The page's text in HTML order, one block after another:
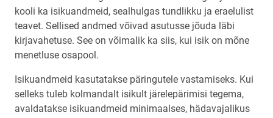
kooli ka isikuandmeid, sealhulgas tundlikku ja eraelulist
teavet. Sellised andmed võivad asutusse jõuda läbi
kirjavahetuse. See on võimalik ka siis, kui isik on mõne
menetluse osapool.
Isikuandmeid kasutatakse päringutele vastamiseks. Kui
selleks tuleb kolmandalt isikult järelepärimisi tegema,
avaldatakse isikuandmeid minimaalses, hädavajalikus